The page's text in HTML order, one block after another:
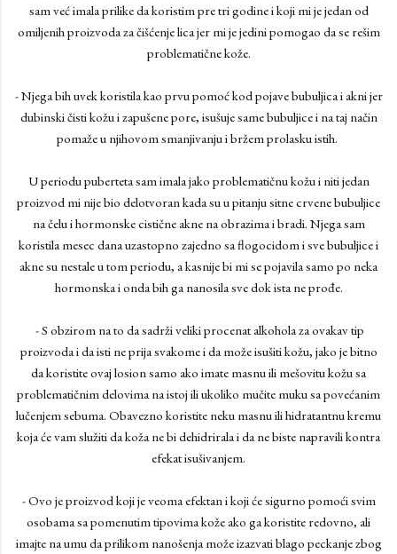
sam već imala prilike da koristim pre tri godine i koji mi je jedan od
omiljenih proizvoda za čišćenje lica jer mi je jedini pomogao da se rešim
problematične kože.
- Njega bih uvek koristila kao prvu pomoć kod pojave bubuljica i akni jer
dubinski čisti kožu i zapušene pore, isušuje same bubuljice i na taj način
pomaže u njihovom smanjivanju i bržem prolasku istih.
U periodu puberteta sam imala jako problematičnu kožu i niti jedan
proizvod mi nije bio delotvoran kada su u pitanju sitne crvene bubuljice
na čelu i hormonske cistične akne na obrazima i bradi. Njega sam
koristila mesec dana uzastopno zajedno sa flogocidom i sve bubuljice i
akne su nestale u tom periodu, a kasnije bi mi se pojavila samo po neka
hormonska i onda bih ga nanosila sve dok ista ne prođe.
- S obzirom na to da sadrži veliki procenat alkohola za ovakav tip
proizvoda i da isti ne prija svakome i da može isušiti kožu, jako je bitno
da koristite ovaj losion samo ako imate masnu ili mešovitu kožu sa
problematičnim delovima na istoj ili ukoliko mučite muku sa povećanim
lučenjem sebuma. Obavezno koristite neku masnu ili hidratantnu kremu
koja će vam služiti da koža ne bi dehidrirala i da ne biste napravili kontra
efekat isušivanjem.
- Ovo je proizvod koji je veoma efektan i koji će sigurno pomoći svim
osobama sa pomenutim tipovima kože ako ga koristite redovno, ali
imajte na umu da prilikom nanošenja može izazvati blago peckanje zbog